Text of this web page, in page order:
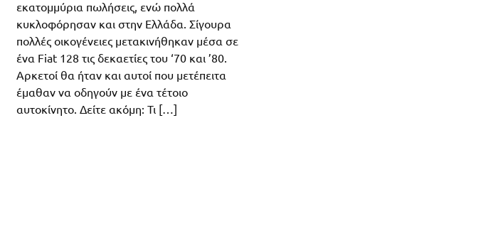
εκατομμύρια πωλήσεις, ενώ πολλά
κυκλοφόρησαν και στην Ελλάδα. Σίγουρα
πολλές οικογένειες μετακινήθηκαν μέσα σε
ένα Fiat 128 τις δεκαετίες του ‘70 και ’80.
Αρκετοί θα ήταν και αυτοί που μετέπειτα
έμαθαν να οδηγούν με ένα τέτοιο
αυτοκίνητο. Δείτε ακόμη: Τι […]